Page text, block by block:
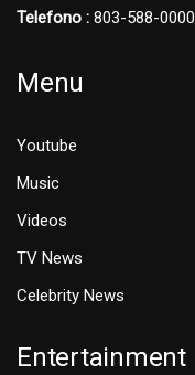
Telefono : 803-588-0000
Menu
Youtube
Music
Videos
TV News
Celebrity News
Entertainment